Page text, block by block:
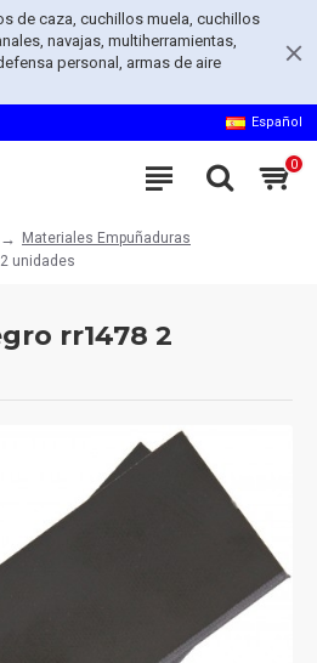
de caza, cuchillos muela, cuchillos
navajas, multiherramientas,
personal, armas de aire
Español
0
Materiales Empuñaduras
unidades
rr1478 2